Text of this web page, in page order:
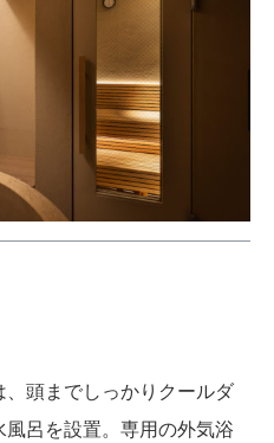
頭までしっかりクールダ
呂を設置。専用の外気浴